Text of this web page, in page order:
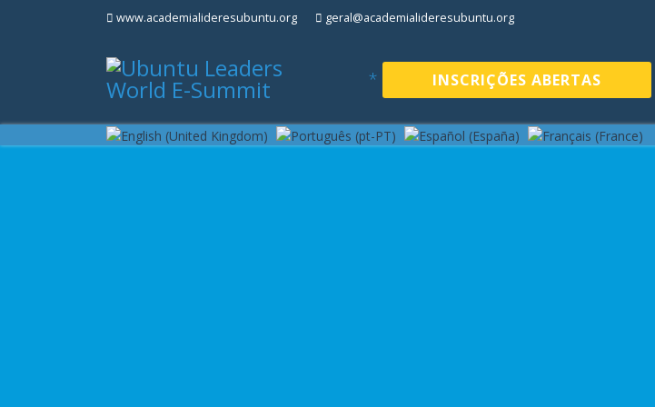
www.academialideresubuntu.org geral@academialideresubuntu.org
* INSCRIÇÕES ABERTAS